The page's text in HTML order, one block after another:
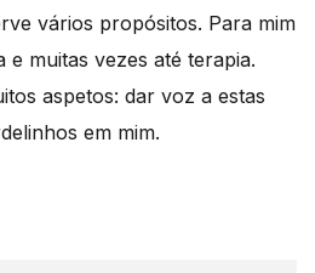
vários propósitos. Para mim
e muitas vezes até terapia.
aspetos: dar voz a estas
em mim.